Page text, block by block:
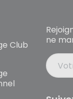
Club
ne